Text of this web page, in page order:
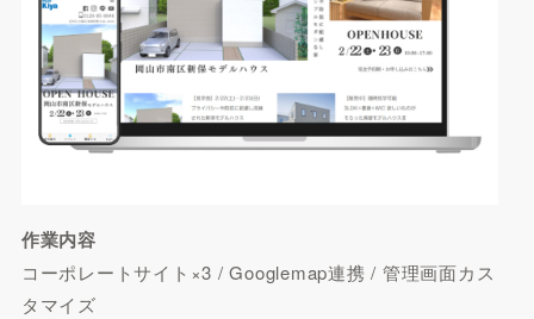
作業内容
コーポレートサイト×3 / Googlemap連携 / 管理画面カス
タマイズ